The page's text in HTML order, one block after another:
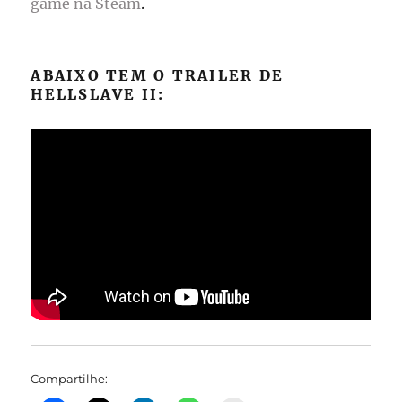
ABAIXO TEM O TRAILER DE
HELLSLAVE II:
Compartilhe: